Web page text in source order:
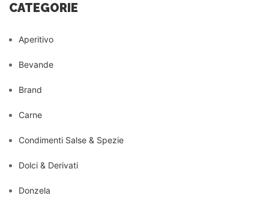
CATEGORIE
Aperitivo
Bevande
Brand
Carne
Condimenti Salse & Spezie
Dolci & Derivati
Donzela